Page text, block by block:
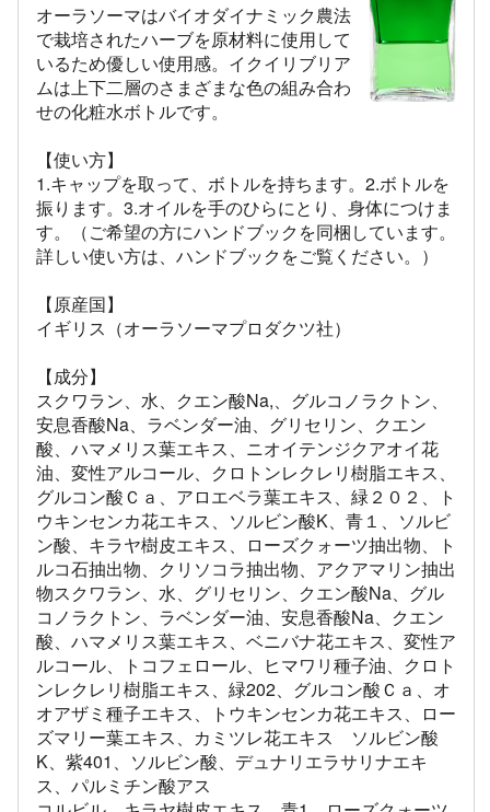
オーラソーマはバイオダイナミック農法
で栽培されたハーブを原材料に使用して
いるため優しい使用感。イクイリブリア
ムは上下二層のさまざまな色の組み合わ
せの化粧水ボトルです。
【使い方】
1.キャップを取って、ボトルを持ちます。2.ボトルを
振ります。3.オイルを手のひらにとり、身体につけま
す。（ご希望の方にハンドブックを同梱しています。
詳しい使い方は、ハンドブックをご覧ください。）
【原産国】
イギリス（オーラソーマプロダクツ社）
【成分】
スクワラン、水、クエン酸Na,、グルコノラクトン、
安息香酸Na、ラベンダー油、グリセリン、クエン
酸、ハマメリス葉エキス、ニオイテンジクアオイ花
油、変性アルコール、クロトンレクレリ樹脂エキス、
グルコン酸Ｃａ、アロエベラ葉エキス、緑２０２、ト
ウキンセンカ花エキス、ソルビン酸K、青１、ソルビ
ン酸、キラヤ樹皮エキス、ローズクォーツ抽出物、ト
ルコ石抽出物、クリソコラ抽出物、アクアマリン抽出
物スクワラン、水、グリセリン、クエン酸Na、グル
コノラクトン、ラベンダー油、安息香酸Na、クエン
酸、ハマメリス葉エキス、ベニバナ花エキス、変性ア
ルコール、トコフェロール、ヒマワリ種子油、クロト
ンレクレリ樹脂エキス、緑202、グルコン酸Ｃａ、オ
オアザミ種子エキス、トウキンセンカ花エキス、ロー
ズマリー葉エキス、カミツレ花エキス ソルビン酸
K、紫401、ソルビン酸、デュナリエラサリナエキ
ス、パルミチン酸アス